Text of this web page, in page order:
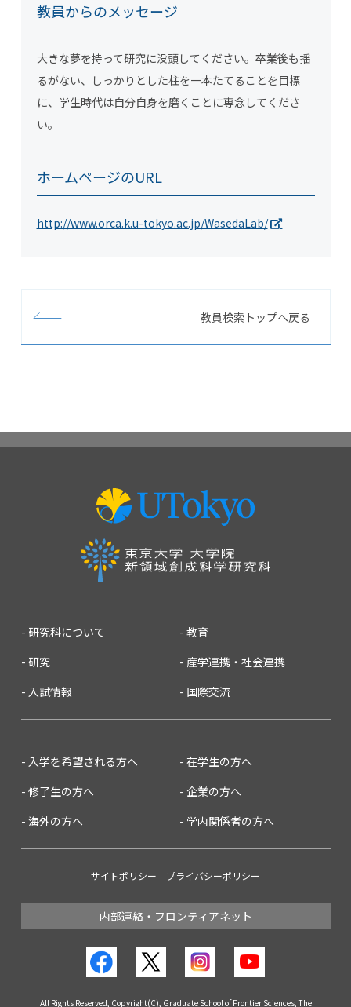
教員からのメッセージ
大きな夢を持って研究に没頭してください。卒業後も揺
るがない、しっかりとした柱を一本たてることを目標
に、学生時代は自分自身を磨くことに専念してくださ
い。
ホームページのURL
http://www.orca.k.u-tokyo.ac.jp/WasedaLab/
教員検索トップへ戻る
研究科について
教育
研究
産学連携・社会連携
入試情報
国際交流
入学を希望される方へ
在学生の方へ
修了生の方へ
企業の方へ
海外の方へ
学内関係者の方へ
サイトポリシー プライバシーポリシー
内部連絡・フロンティアネット
All Rights Reserved, Copyright(C), Graduate School of Frontier Sciences, The